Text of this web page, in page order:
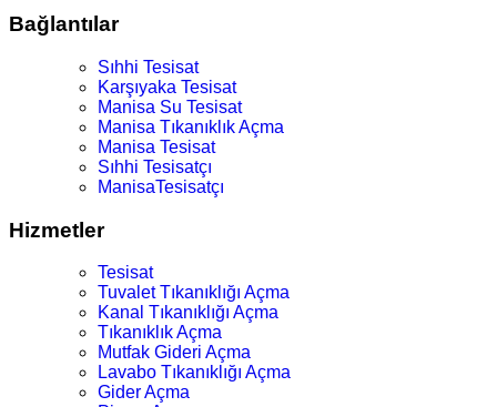
Bağlantılar
Sıhhi Tesisat
Karşıyaka Tesisat
Manisa Su Tesisat
Manisa Tıkanıklık Açma
Manisa Tesisat
Sıhhi Tesisatçı
ManisaTesisatçı
Hizmetler
Tesisat
Tuvalet Tıkanıklığı Açma
Kanal Tıkanıklığı Açma
Tıkanıklık Açma
Mutfak Gideri Açma
Lavabo Tıkanıklığı Açma
Gider Açma